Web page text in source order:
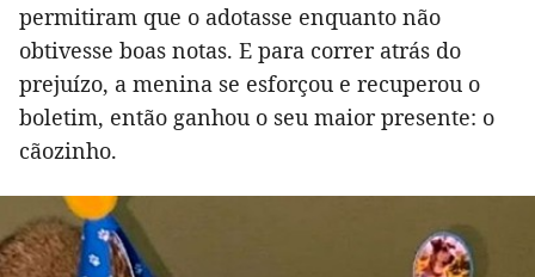
permitiram que o adotasse enquanto não
obtivesse boas notas. E para correr atrás do
prejuízo, a menina se esforçou e recuperou o
boletim, então ganhou o seu maior presente: o
cãozinho.